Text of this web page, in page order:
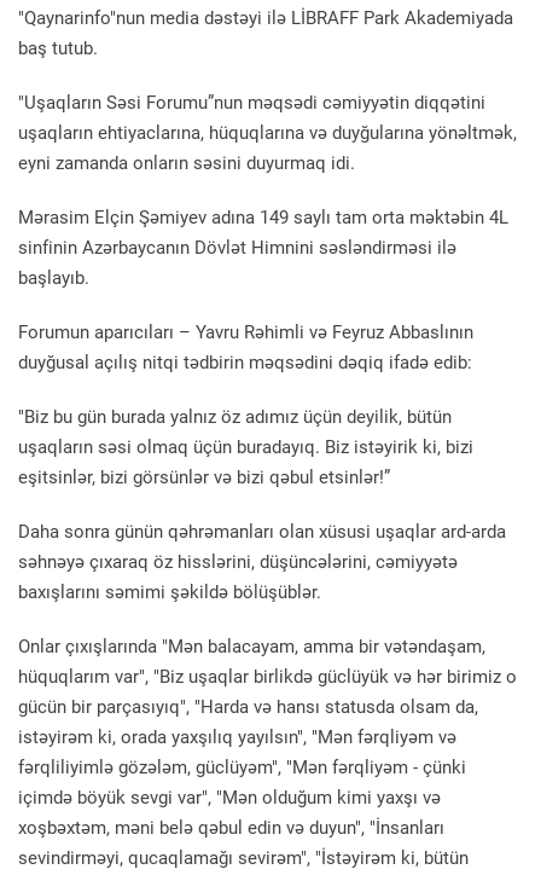
"Qaynarinfo"nun media dəstəyi ilə LİBRAFF Park Akademiyada
baş tutub.
"Uşaqların Səsi Forumu”nun məqsədi cəmiyyətin diqqətini
uşaqların ehtiyaclarına, hüquqlarına və duyğularına yönəltmək,
eyni zamanda onların səsini duyurmaq idi.
Mərasim Elçin Şəmiyev adına 149 saylı tam orta məktəbin 4L
sinfinin Azərbaycanın Dövlət Himnini səsləndirməsi ilə
başlayıb.
Forumun aparıcıları – Yavru Rəhimli və Feyruz Abbaslının
duyğusal açılış nitqi tədbirin məqsədini dəqiq ifadə edib:
"Biz bu gün burada yalnız öz adımız üçün deyilik, bütün
uşaqların səsi olmaq üçün buradayıq. Biz istəyirik ki, bizi
eşitsinlər, bizi görsünlər və bizi qəbul etsinlər!”
Daha sonra günün qəhrəmanları olan xüsusi uşaqlar ard-arda
səhnəyə çıxaraq öz hisslərini, düşüncələrini, cəmiyyətə
baxışlarını səmimi şəkildə bölüşüblər.
Onlar çıxışlarında "Mən balacayam, amma bir vətəndaşam,
hüquqlarım var", "Biz uşaqlar birlikdə güclüyük və hər birimiz o
gücün bir parçasıyıq", "Harda və hansı statusda olsam da,
istəyirəm ki, orada yaxşılıq yayılsın", "Mən fərqliyəm və
fərqliliyimlə gözələm, güclüyəm", "Mən fərqliyəm - çünki
içimdə böyük sevgi var", "Mən olduğum kimi yaxşı və
xoşbəxtəm, məni belə qəbul edin və duyun", "İnsanları
sevindirməyi, qucaqlamağı sevirəm", "İstəyirəm ki, bütün